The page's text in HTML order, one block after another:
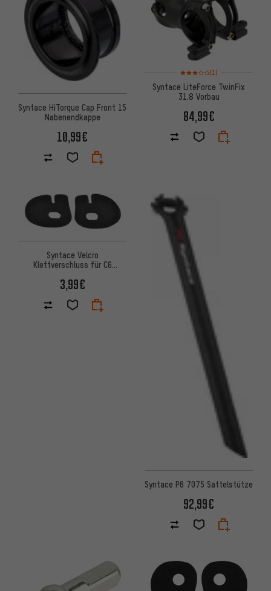
Syntace HiTorque Cap Front 15
Nabenendkappe
10,99€
Bewertungen: 3 von 5
(1)
Syntace LiteForce TwinFix
31.8 Vorbau
84,99€
Syntace Velcro
Klettverschluss für C6
3,99€
Syntace P6 7075 Sattelstütze
92,99€